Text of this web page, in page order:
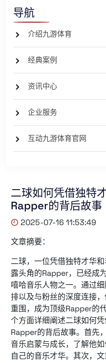
导航
介绍九游体育
经典案例
资讯中心
企业服务
互动九游体育官网
二球如何凭借独特
Rapper的背后故事
2025-07-16 11:53:49
文章摘要：
二球，一位凭借独特才华
露头角的Rapper，已经成
嘻哈音乐人物之一。通过
排以及与粉丝的深度连接
重围，成为顶级Rapper的
个方面详细阐述二球如何
Rapper的背后故事。首先
音乐启蒙与成长，了解他
自己的音乐才华。其次，